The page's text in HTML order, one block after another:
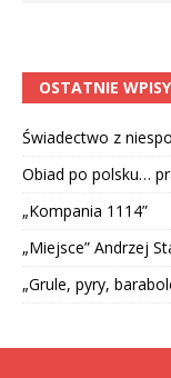
OSTATNIE WPISY
Świadectwo z
Obiad po polsku…
„Kompania 1114”
„Miejsce” Andrzej
„Grule, pyry,